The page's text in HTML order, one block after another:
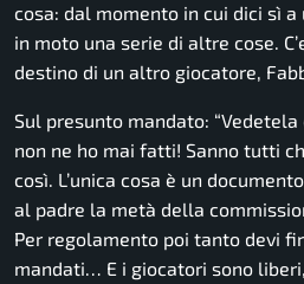
cosa: dal momento in cui dici sì
in moto una serie di altre cose.
destino di un altro giocatore,
Sul presunto mandato: “Vedetela
non ne ho mai fatti! Sanno tutti
così. L’unica cosa è un
al padre la metà della
Per regolamento poi tanto devi
mandati… E i giocatori sono